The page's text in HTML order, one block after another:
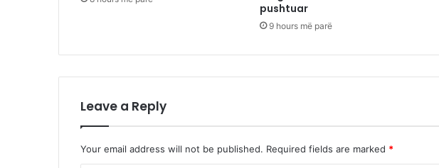
pushtuar
9 hours më parë
Leave a Reply
Your email address will not be published. Required fields are marked *